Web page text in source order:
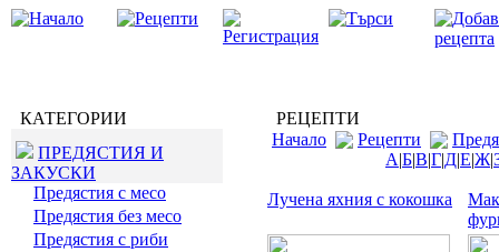
КАТЕГОРИИ
ПРЕДЯСТИЯ И
ЗАКУСКИ
Предястия с месо
Предястия без месо
Предястия с риби
РЕЦЕПТИ
Начало
Рецепти
А|Б|В|Г|Д|Е|Ж|
Лучена яхния с кокошка